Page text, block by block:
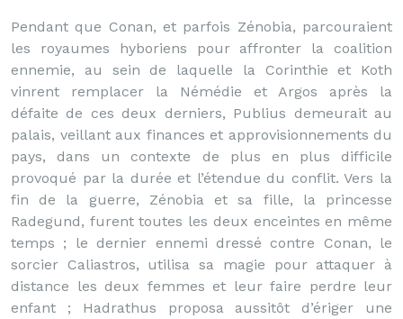
Pendant que Conan, et parfois Zénobia, parcouraient
les royaumes hyboriens pour affronter la coalition
ennemie, au sein de laquelle la Corinthie et Koth
vinrent remplacer la Némédie et Argos après la
défaite de ces deux derniers, Publius demeurait au
palais, veillant aux finances et approvisionnements du
pays, dans un contexte de plus en plus difficile
provoqué par la durée et l’étendue du conflit. Vers la
fin de la guerre, Zénobia et sa fille, la princesse
Radegund, furent toutes les deux enceintes en même
temps ; le dernier ennemi dressé contre Conan, le
sorcier Caliastros, utilisa sa magie pour attaquer à
distance les deux femmes et leur faire perdre leur
enfant ; Hadrathus proposa aussitôt d’ériger une